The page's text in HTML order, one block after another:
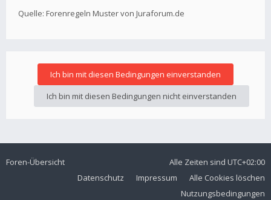
Quelle: Forenregeln Muster von Juraforum.de
Foren-Übersicht Alle Zeiten sind UTC+02:00
Alle Cookies löschen
Impressum
Datenschutz
Nutzungsbedingungen